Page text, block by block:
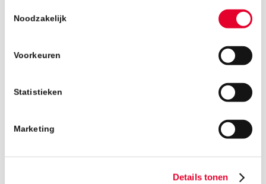
Noodzakelijk
Voorkeuren
Statistieken
Marketing
Details tonen